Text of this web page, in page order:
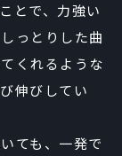
とで、力強い
っとりした曲
くれるような
伸びしてい
ても、一発で